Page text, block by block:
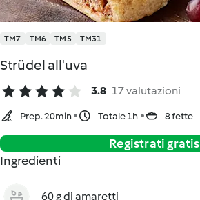
TM7 TM6 TM5 TM31
Strüdel all'uva
3.8 17 valutazioni
Prep. 20min Totale 1h 8 fette
Registrati gratis
Ingredienti
60 g di amaretti